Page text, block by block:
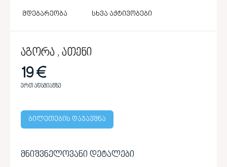
მდებარეობა სხვა აქტივობები
აგორა , ათენი
19 €
ერთ ადამიანზე
ბილეთების დაჯავშნა
მნიშვნელოვანი დეტალები